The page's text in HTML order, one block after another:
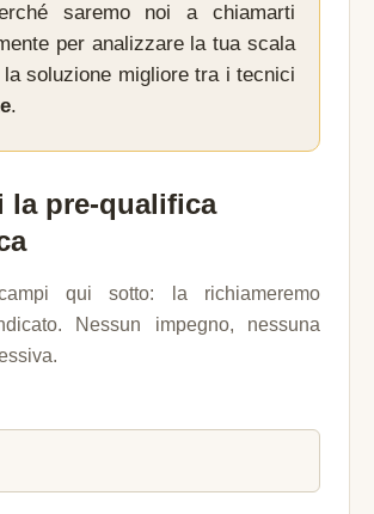
saremo noi a chiamarti
per analizzare la tua scala
soluzione migliore tra i tecnici
.
la pre-qualifica
qui sotto: la richiameremo
Nessun impegno, nessuna